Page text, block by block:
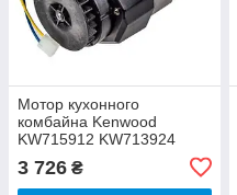
Мотор кухонного
комбайна Kenwood
KW715912 KW713924
3 726 ₴